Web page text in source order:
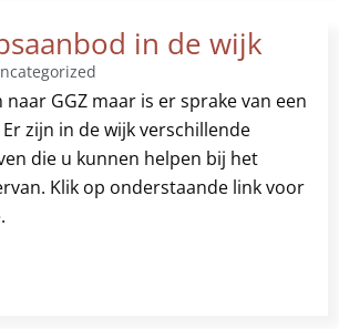
in de wijk
naar GGZ maar is er sprake van een
zijn in de wijk verschillende
die u kunnen helpen bij het
Klik op onderstaande link voor